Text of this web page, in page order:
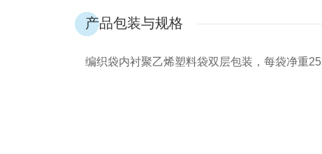
产品包装与规格
编织袋内衬聚乙烯塑料袋双层包装，每袋净重